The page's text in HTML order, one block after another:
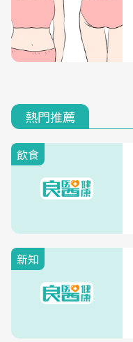
熱門推薦
飲食
新知